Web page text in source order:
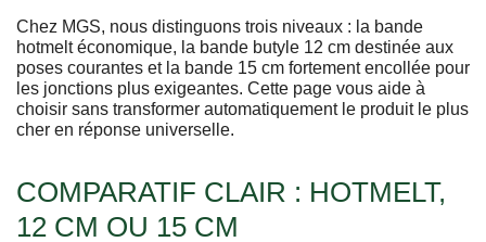
Chez MGS, nous distinguons trois niveaux : la bande
hotmelt économique, la bande butyle 12 cm destinée aux
poses courantes et la bande 15 cm fortement encollée pour
les jonctions plus exigeantes. Cette page vous aide à
choisir sans transformer automatiquement le produit le plus
cher en réponse universelle.
COMPARATIF CLAIR : HOTMELT,
12 CM OU 15 CM